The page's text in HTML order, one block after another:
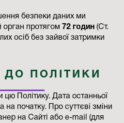
безпеки даних ми
орган протягом 72 годин (Ст.
осіб без зайвої затримки
ДО ПОЛІТИКИ
Політику. Дата останньої
на початку. Про суттєві зміни
на Сайті або e-mail (для